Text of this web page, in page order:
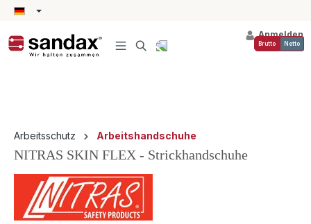
springen
Anmelden
Brutto Netto
Arbeitsschutz Arbeitshandschuhe
NITRAS SKIN FLEX - Strickhandschuhe